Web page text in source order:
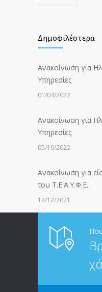
Δημοφιλέστερα
Ανακοίνωση για
Υπηρεσίες
01/04/2022
Ανακοίνωση για
Υπηρεσίες
05/10/2022
Ανακοίνωση για
του Τ.Ε.Α.Υ.Φ.Ε.
12/12/2021
ΑΝΑΚΟΙΝΩΣΗ
20/12/2019